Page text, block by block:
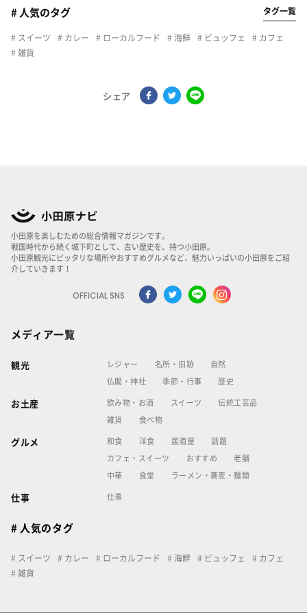
# 人気のタグ タグ一覧
スイーツ カレー ローカルフード 海鮮 ビュッフェ
カフェ
雑貨
シェア
小田原を楽しむための総合情報マガジンです。
戦国時代から続く城下町として、古い歴史を、持つ小田原。
小田原観光にピッタリな場所やおすすめグルメなど、魅力いっぱいの小田原をご紹
介していきます！
OFFICIAL SNS
メディア一覧
観光 レジャー 名所・旧跡 自然
仏閣・神社 季節・行事 歴史
お土産 飲み物・お酒 スイーツ 伝統工芸品
雑貨 食べ物
グルメ 和食 洋食 居酒屋 話題
カフェ・スイーツ おすすめ 老舗
中華 食堂 ラーメン・蕎麦・麺類
仕事 仕事
# 人気のタグ
スイーツ カレー ローカルフード 海鮮 ビュッフェ
カフェ
雑貨